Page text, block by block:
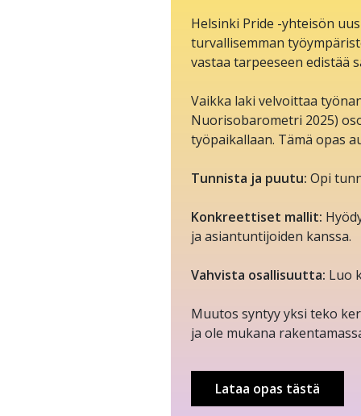
Helsinki Pride -yhteisön
turvallisemman
vastaa tarpeeseen edistää
Vaikka laki velvoittaa
Nuorisobarometri 2025)
työpaikallaan. Tämä opas
Tunnista ja puutu: Opi
Konkreettiset mallit:
ja asiantuntijoiden kanssa.
Vahvista osallisuutta: Luo
Muutos syntyy yksi teko
ja ole mukana
Lataa opas tästä